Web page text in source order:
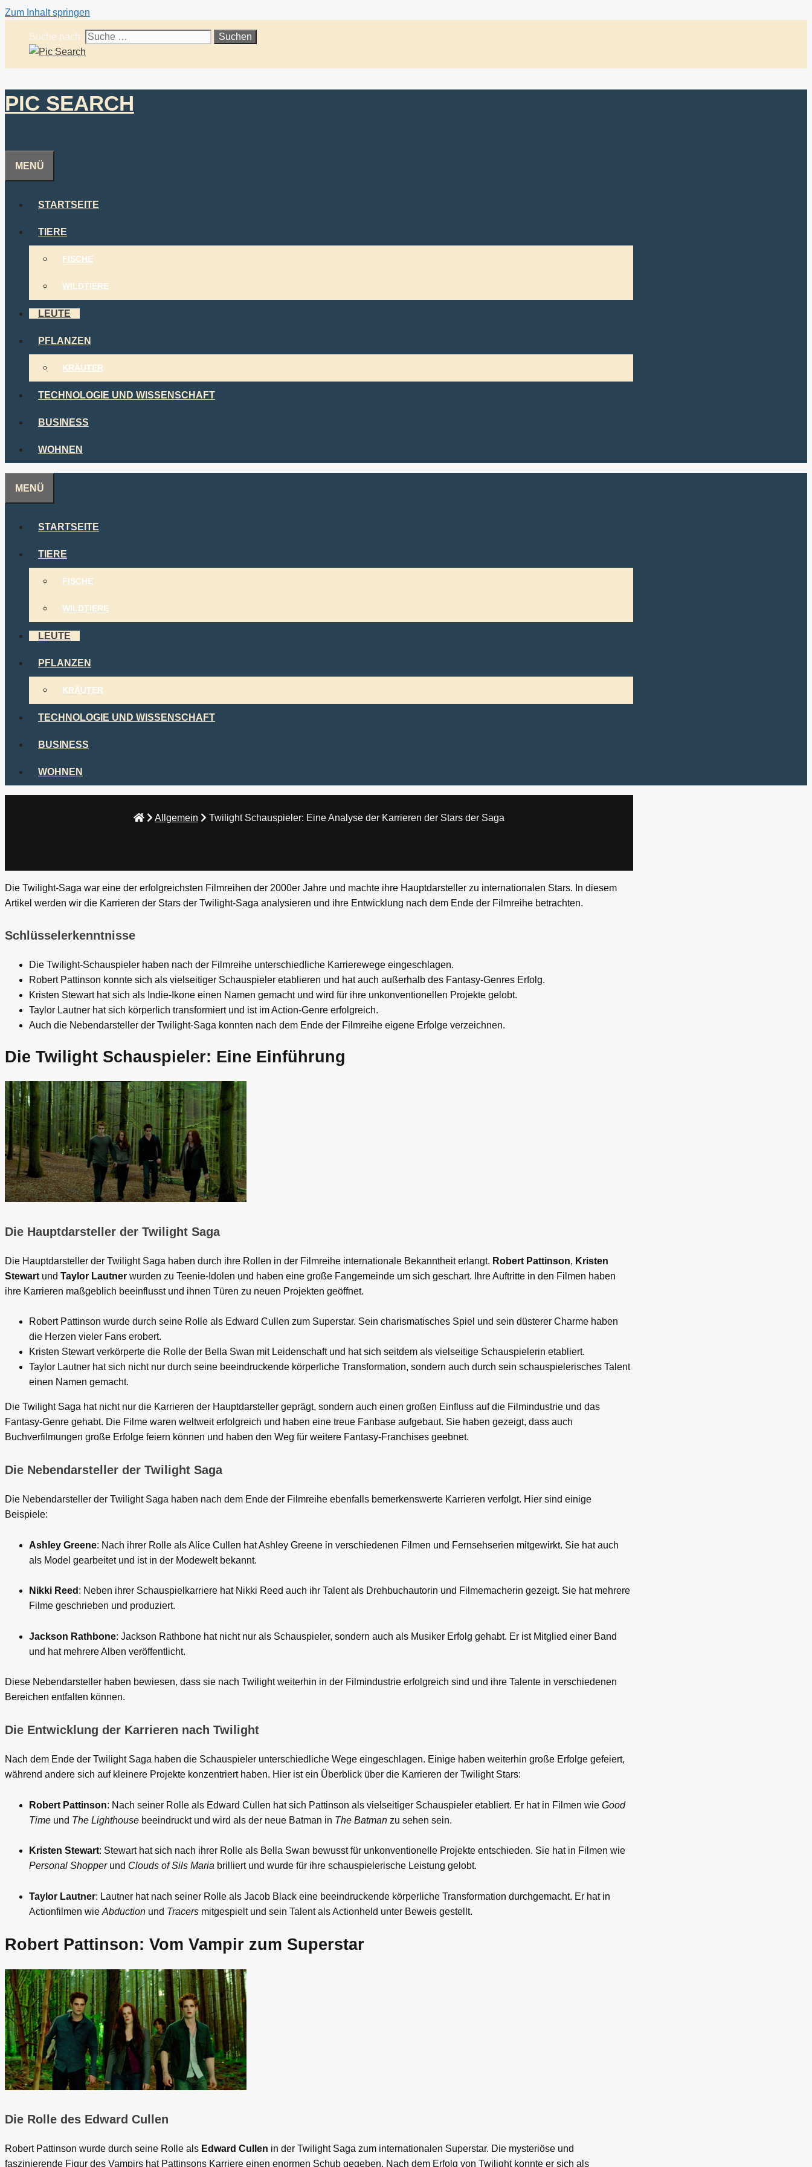
Zum Inhalt springen
Suche nach:
PIC SEARCH
MENÜ
STARTSEITE
TIERE
FISCHE
WILDTIERE
LEUTE
PFLANZEN
KRÄUTER
TECHNOLOGIE UND WISSENSCHAFT
BUSINESS
WOHNEN
MENÜ
STARTSEITE
TIERE
FISCHE
WILDTIERE
LEUTE
PFLANZEN
KRÄUTER
TECHNOLOGIE UND WISSENSCHAFT
BUSINESS
WOHNEN
Allgemein Twilight Schauspieler: Eine Analyse der Karrieren der Stars der Saga
Die Twilight-Saga war eine der erfolgreichsten Filmreihen der 2000er Jahre und machte ihre Hauptdarsteller zu internationalen Stars. In diesem
Artikel werden wir die Karrieren der Stars der Twilight-Saga analysieren und ihre Entwicklung nach dem Ende der Filmreihe betrachten.
Schlüsselerkenntnisse
Die Twilight-Schauspieler haben nach der Filmreihe unterschiedliche Karrierewege eingeschlagen.
Robert Pattinson konnte sich als vielseitiger Schauspieler etablieren und hat auch außerhalb des Fantasy-Genres Erfolg.
Kristen Stewart hat sich als Indie-Ikone einen Namen gemacht und wird für ihre unkonventionellen Projekte gelobt.
Taylor Lautner hat sich körperlich transformiert und ist im Action-Genre erfolgreich.
Auch die Nebendarsteller der Twilight-Saga konnten nach dem Ende der Filmreihe eigene Erfolge verzeichnen.
Die Twilight Schauspieler: Eine Einführung
Die Hauptdarsteller der Twilight Saga
Die Hauptdarsteller der Twilight Saga haben durch ihre Rollen in der Filmreihe internationale Bekanntheit erlangt. Robert Pattinson, Kristen
Stewart und Taylor Lautner wurden zu Teenie-Idolen und haben eine große Fangemeinde um sich geschart. Ihre Auftritte in den Filmen haben
ihre Karrieren maßgeblich beeinflusst und ihnen Türen zu neuen Projekten geöffnet.
Robert Pattinson wurde durch seine Rolle als Edward Cullen zum Superstar. Sein charismatisches Spiel und sein düsterer Charme haben
die Herzen vieler Fans erobert.
Kristen Stewart verkörperte die Rolle der Bella Swan mit Leidenschaft und hat sich seitdem als vielseitige Schauspielerin etabliert.
Taylor Lautner hat sich nicht nur durch seine beeindruckende körperliche Transformation, sondern auch durch sein schauspielerisches Talent
einen Namen gemacht.
Die Twilight Saga hat nicht nur die Karrieren der Hauptdarsteller geprägt, sondern auch einen großen Einfluss auf die Filmindustrie und das
Fantasy-Genre gehabt. Die Filme waren weltweit erfolgreich und haben eine treue Fanbase aufgebaut. Sie haben gezeigt, dass auch
Buchverfilmungen große Erfolge feiern können und haben den Weg für weitere Fantasy-Franchises geebnet.
Die Nebendarsteller der Twilight Saga
Die Nebendarsteller der Twilight Saga haben nach dem Ende der Filmreihe ebenfalls bemerkenswerte Karrieren verfolgt. Hier sind einige
Beispiele:
Ashley Greene: Nach ihrer Rolle als Alice Cullen hat Ashley Greene in verschiedenen Filmen und Fernsehserien mitgewirkt. Sie hat auch
als Model gearbeitet und ist in der Modewelt bekannt.
Nikki Reed : Neben ihrer Schauspielkarriere hat Nikki Reed auch ihr Talent als Drehbuchautorin und Filmemacherin gezeigt. Sie hat mehrere
Filme geschrieben und produziert.
Jackson Rathbone: Jackson Rathbone hat nicht nur als Schauspieler, sondern auch als Musiker Erfolg gehabt. Er ist Mitglied einer Band
und hat mehrere Alben veröffentlicht.
Diese Nebendarsteller haben bewiesen, dass sie nach Twilight weiterhin in der Filmindustrie erfolgreich sind und ihre Talente in verschiedenen
Bereichen entfalten können.
Die Entwicklung der Karrieren nach Twilight
Nach dem Ende der Twilight Saga haben die Schauspieler unterschiedliche Wege eingeschlagen. Einige haben weiterhin große Erfolge gefeiert,
während andere sich auf kleinere Projekte konzentriert haben. Hier ist ein Überblick über die Karrieren der Twilight Stars:
Robert Pattinson: Nach seiner Rolle als Edward Cullen hat sich Pattinson als vielseitiger Schauspieler etabliert. Er hat in Filmen wie Good
Time und The Lighthouse beeindruckt und wird als der neue Batman in The Batman zu sehen sein.
Kristen Stewart: Stewart hat sich nach ihrer Rolle als Bella Swan bewusst für unkonventionelle Projekte entschieden. Sie hat in Filmen wie
Personal Shopperund Clouds of Sils Maria brilliert und wurde für ihre schauspielerische Leistung gelobt.
Taylor Lautner: Lautner hat nach seiner Rolle als Jacob Black eine beeindruckende körperliche Transformation durchgemacht. Er hat in
Actionfilmen wie Abduction und Tracers mitgespielt und sein Talent als Actionheld unter Beweis gestellt.
Robert Pattinson: Vom Vampir zum Superstar
Die Rolle des Edward Cullen
Robert Pattinson wurde durch seine Rolle als Edward Cullen in der Twilight Saga zum internationalen Superstar. Die mysteriöse und
faszinierende Figur des Vampirs hat Pattinsons Karriere einen enormen Schub gegeben. Nach dem Erfolg von Twilight konnte er sich als